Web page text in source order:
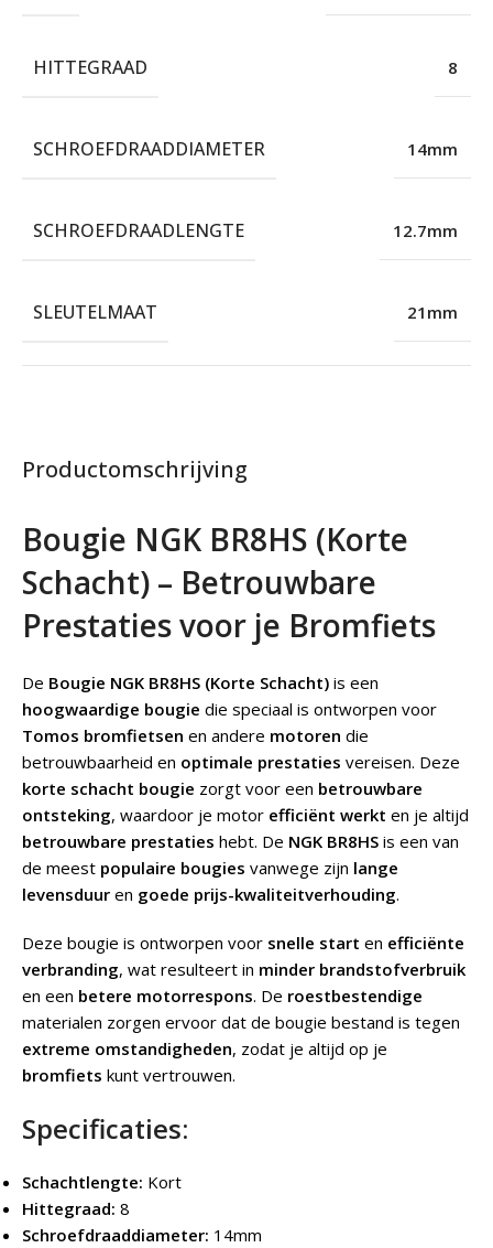
Productomschrijving
Bougie NGK BR8HS (Korte
Schacht) – Betrouwbare
Prestaties voor je Bromfiets
De Bougie NGK BR8HS (Korte Schacht) is een
hoogwaardige bougie die speciaal is ontworpen voor
Tomos bromfietsen en andere motoren die
betrouwbaarheid en optimale prestaties vereisen. Deze
korte schacht bougie zorgt voor een betrouwbare
ontsteking, waardoor je motor efficiënt werkt en je altijd
betrouwbare prestaties hebt. De NGK BR8HS is een van
de meest populaire bougies vanwege zijn lange
levensduur en goede prijs-kwaliteitverhouding.
Deze bougie is ontworpen voor snelle start en efficiënte
verbranding, wat resulteert in minder brandstofverbruik
en een betere motorrespons. De roestbestendige
materialen zorgen ervoor dat de bougie bestand is tegen
extreme omstandigheden, zodat je altijd op je
bromfiets kunt vertrouwen.
Specificaties:
Schachtlengte: Kort
Hittegraad: 8
Schroefdraaddiameter: 14mm
HITTEGRAAD 8
SCHROEFDRAADDIAMETER 14mm
SCHROEFDRAADLENGTE 12.7mm
SLEUTELMAAT 21mm